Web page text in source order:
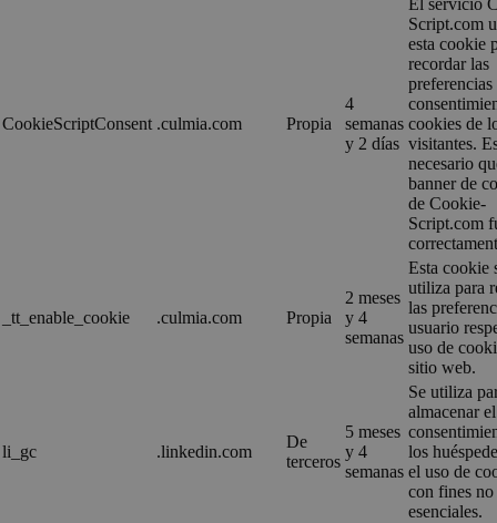
CookieScriptConsent .culmia.com Propia
4
semanas
y 2 días
El servicio
Script.com
esta cookie
recordar las
preferencias
cookies de
visitantes.
necesario
banner de
de Cookie-
Script.com
_tt_enable_cookie .culmia.com Propia
2 meses
y 4
semanas
Esta cookie
utiliza para
las
usuario
uso de
sitio web.
li_gc .linkedin.com
De
terceros
5 meses
y 4
semanas
Se utiliza
almacenar el
los
el uso de
con fines no
esenciales.